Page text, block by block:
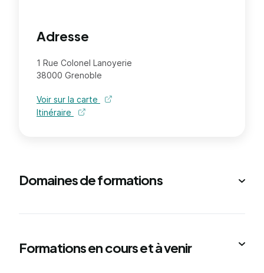
Adresse
1 Rue Colonel Lanoyerie
38000 Grenoble
Voir sur la carte
Itinéraire
Domaines de formations
Formations en cours et à venir